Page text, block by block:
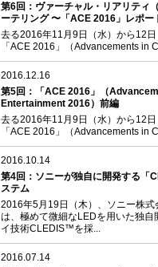
第6回：ヴァーチャル・リアリティ
ーテリング 〜「ACE 2016」レポー
去る2016年11月9日（水）から12
「ACE 2016」（Advancements in
2016.12.16
第5回：「ACE 2016」（
Entertainment 2016）前編
去る2016年11月9日（水）から12
「ACE 2016」（Advancements in
2016.10.14
第4回：ソニーが独自に開発する「
ステム
2016年5月19日（木）、ソニー株式
は、極めて微細なLEDを用いた独自
イ技術CLEDIS™を採...
2016.07.14